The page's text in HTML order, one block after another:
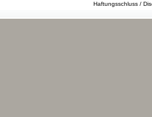
Haftungsschluss /